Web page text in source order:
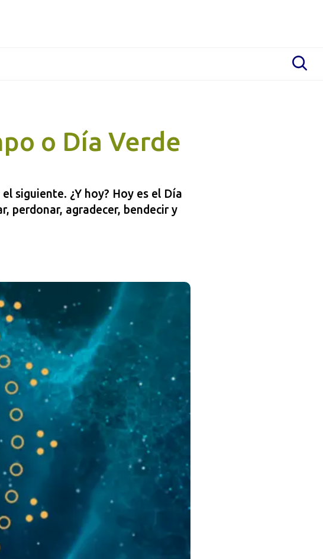
o Día Verde
siguiente. ¿Y hoy? Hoy es el Día
perdonar, agradecer, bendecir y